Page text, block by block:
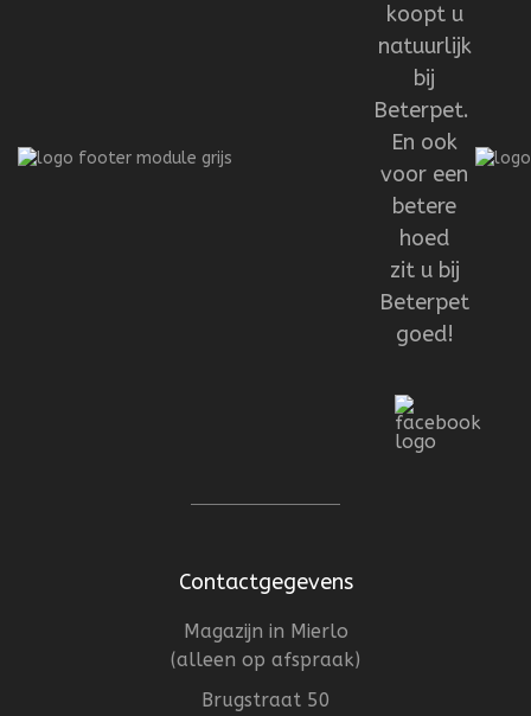
koopt u
natuurlijk
bij
Beterpet.
En ook
voor een
betere
hoed
zit u bij
Beterpet
goed!
Contactgegevens
Magazijn in Mierlo
(alleen op afspraak)
Brugstraat 50